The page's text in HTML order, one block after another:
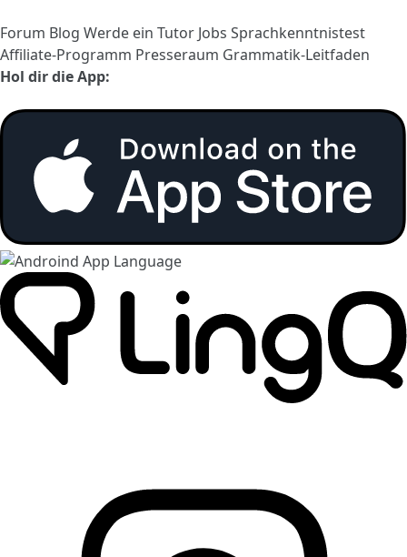
Forum Blog Werde ein Tutor Jobs Sprachkenntnistest
Affiliate-Programm Presseraum Grammatik-Leitfaden
Hol dir die App: